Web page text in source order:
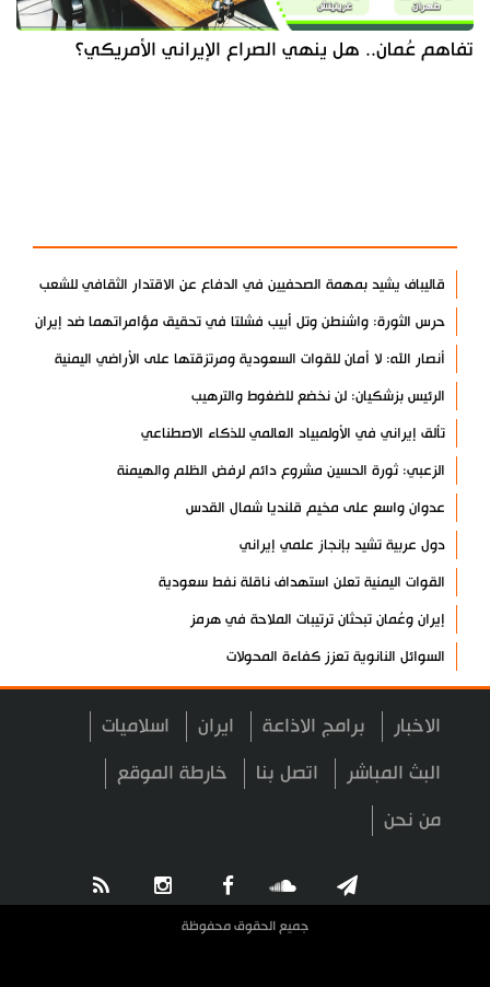
تفاهم عُمان.. هل ينهي الصراع الإيراني الأمريكي؟
قاليباف يشيد بمهمة الصحفيين في الدفاع عن الاقتدار الثقافي للشعب
حرس الثورة: واشنطن وتل أبيب فشلتا في تحقيق مؤامراتهما ضد إيران
أنصار الله: لا أمان للقوات السعودية ومرتزقتها على الأراضي اليمنية
الرئيس بزشكيان: لن نخضع للضغوط والترهيب
تألق إيراني في الأولمبياد العالمي للذكاء الاصطناعي
الزعبي: ثورة الحسين مشروع دائم لرفض الظلم والهيمنة
عدوان واسع على مخيم قلنديا شمال القدس
دول عربية تشيد بإنجاز علمي إيراني
القوات اليمنية تعلن استهداف ناقلة نفط سعودية
إيران وعُمان تبحثان ترتيبات الملاحة في هرمز
السوائل النانوية تعزز كفاءة المحولات
توقيف مسلح في ملعب غولف تابع لترامب بكاليفورنيا
البرازيل تخفّض علاقاتها مع الأرجنتين وتندد بتصعيد أميركي
علي السيد: صمت الحكومة يضعف موقف لبنان
انخفاض حاد في مخزون الصواريخ الأمريكية
العراق يعلن نجاح خطة زيارة الأربعين
رضائي: إيران جاهزة للدفاع عن سيادتها
رئيس بلدية طهران يلتقي مع متولي العتبة الحسينية ومحافظ كربلاء
الاخبار برامج الاذاعة ايران اسلاميات
البث المباشر اتصل بنا خارطة الموقع
من نحن
جميع الحقوق محفوظة